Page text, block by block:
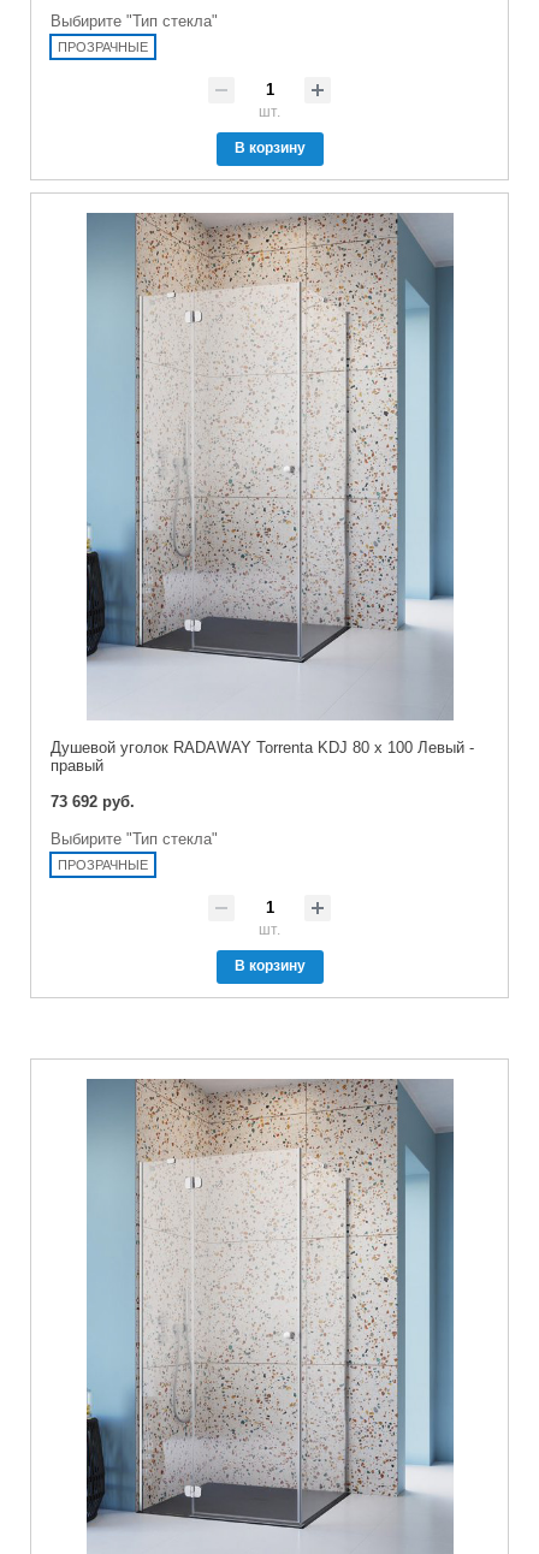
Выбирите "Тип стекла"
ПРОЗРАЧНЫЕ
шт.
В корзину
Душевой уголок RADAWAY Torrenta KDJ 80 x 100 Левый -
правый
73 692 руб.
Выбирите "Тип стекла"
ПРОЗРАЧНЫЕ
шт.
В корзину